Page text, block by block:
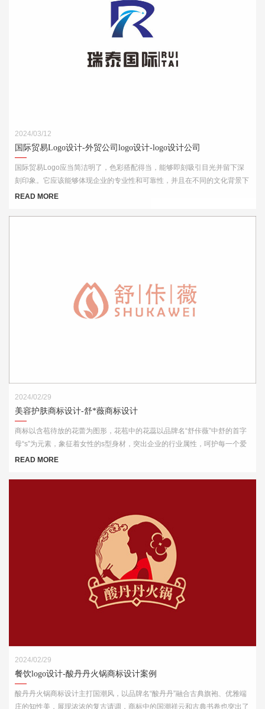
2024/03/12
国际贸易Logo设计-外贸公司logo设计-logo设计公司
国际贸易Logo应当简洁明了，色彩搭配得当，能够即刻吸引目光并留下深
刻印象。它应该能够体现企业的专业性和可靠性，并且在不同的文化背景下
都能够被理解和接受。此外，Logo的设计还需考虑到其在各种媒介上的应
READ MORE
2024/02/29
美容护肤商标设计-舒*薇商标设计
商标以含苞待放的花蕾为图形，花苞中的花蕊以品牌名“舒佧薇”中舒的首字
母“s”为元素，象征着女性的s型身材，突出企业的行业属性，呵护每一个爱
美的你。
READ MORE
2024/02/29
餐饮logo设计-酸丹丹火锅商标设计案例
酸丹丹火锅商标设计主打国潮风，以品牌名“酸丹丹”融合古典旗袍、优雅端
庄的知性美，展现浓浓的复古请调，商标中的国潮祥云和古典书卷也突出了